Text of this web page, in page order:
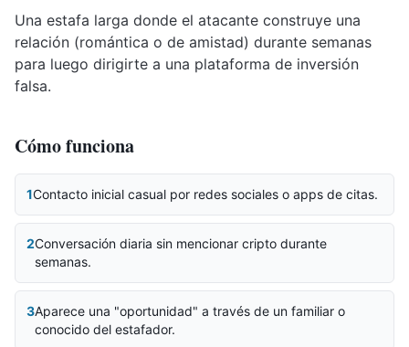
Una estafa larga donde el atacante construye una
relación (romántica o de amistad) durante semanas
para luego dirigirte a una plataforma de inversión
falsa.
Cómo funciona
1Contacto inicial casual por redes sociales o apps de citas.
2Conversación diaria sin mencionar cripto durante
semanas.
3Aparece una "oportunidad" a través de un familiar o
conocido del estafador.